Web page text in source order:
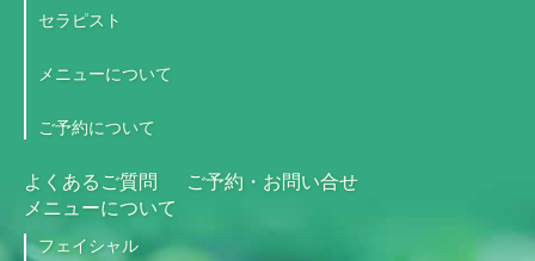
セラピスト
メニューについて
ご予約について
よくあるご質問
ご予約・お問い合せ
メニューについて
フェイシャル